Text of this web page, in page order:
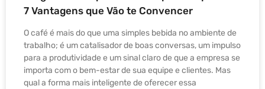
7 Vantagens que Vão te Convencer
O café é mais do que uma simples bebida no ambiente de
trabalho; é um catalisador de boas conversas, um impulso
para a produtividade e um sinal claro de que a empresa se
importa com o bem-estar de sua equipe e clientes. Mas
qual a forma mais inteligente de oferecer essa